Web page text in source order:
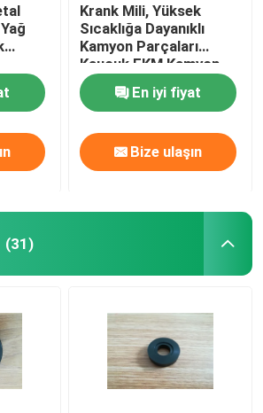
Krank Mili, Yüksek
Sıcaklığa Dayanıklı
Kamyon Parçaları
Kauçuk FKM Kamyon
Model Yağ Keçesi
En iyi fiyat
Bize ulaşın
(31)